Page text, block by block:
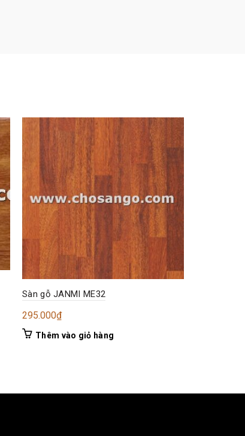
Sàn gỗ JANMI ME32
295.000₫
Thêm vào giỏ hàng